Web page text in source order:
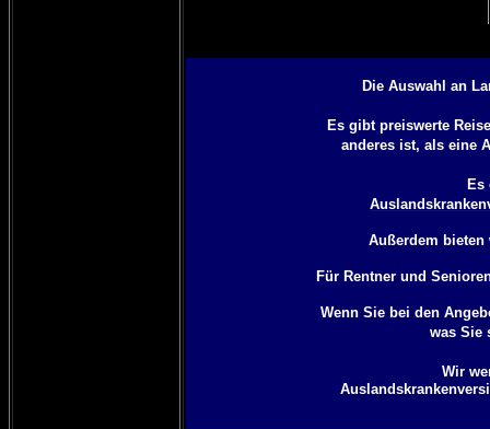
Die Auswahl an
Es gibt preiswerte
anderes ist, als eine
Es
Außerdem
Für Rentner und
Wenn Sie bei den
was Sie
Wir